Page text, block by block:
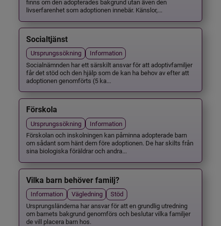
finns om den adopterades bakgrund utan även den
livserfarenhet som adoptionen innebär. Känslor,...
Socialtjänst
Ursprungssökning
Information
Socialnämnden har ett särskilt ansvar för att adoptivfamiljer
får det stöd och den hjälp som de kan ha behov av efter att
adoptionen genomförts (5 ka...
Förskola
Ursprungssökning
Information
Förskolan och inskolningen kan påminna adopterade barn
om sådant som hänt dem före adoptionen. De har skilts från
sina biologiska föräldrar och andra...
Vilka barn behöver familj?
Information Vägledning
Stöd
Ursprungsländerna har ansvar för att en grundlig utredning
om barnets bakgrund genomförs och beslutar vilka familjer
de vill placera barn hos.